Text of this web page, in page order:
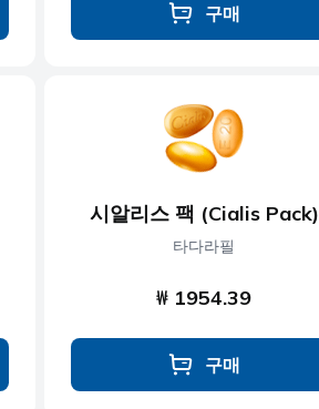
구매
시알리스 팩 (Cialis Pack)
타다라필
₩ 1954.39
구매